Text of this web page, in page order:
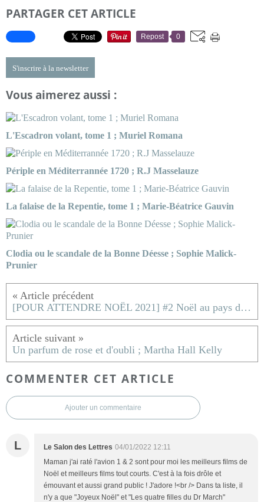
PARTAGER CET ARTICLE
Repost 0
S'inscrire à la newsletter
Vous aimerez aussi :
L'Escadron volant, tome 1 ; Muriel Romana
Périple en Méditerrannée 1720 ; R.J Masselauze
La falaise de la Repentie, tome 1 ; Marie-Béatrice Gauvin
Clodia ou le scandale de la Bonne Déesse ; Sophie Malick-
Prunier
[POUR ATTENDRE NOËL 2021] #2 Noël au pays du Père Noël, la Finlande
Un parfum de rose et d'oubli ; Martha Hall Kelly
COMMENTER CET ARTICLE
Ajouter un commentaire
L Le Salon des Lettres 04/01/2022 12:11
Maman j'ai raté l'avion 1 & 2 sont pour moi les meilleurs films de
Noël et meilleurs films tout courts. C'est à la fois drôle et
émouvant et aussi grand public ! J'adore !<br /> Dans ta liste, il
n'y a que "Joyeux Noël" et "Les quatre filles du Dr March"